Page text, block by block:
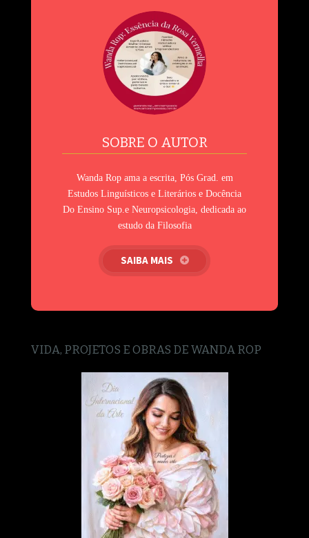
SOBRE O AUTOR
Wanda Rop ama a escrita, Pós Grad. em
Estudos Linguísticos e Literários e Docência
Do Ensino Sup.e Neuropsicologia, dedicada ao
estudo da Filosofia
SAIBA MAIS
VIDA, PROJETOS E OBRAS DE WANDA ROP